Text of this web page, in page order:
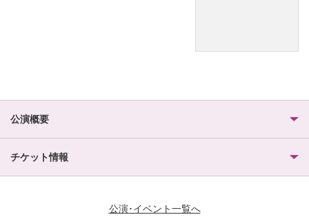
公演概要
チケット情報
公演･イベント一覧へ